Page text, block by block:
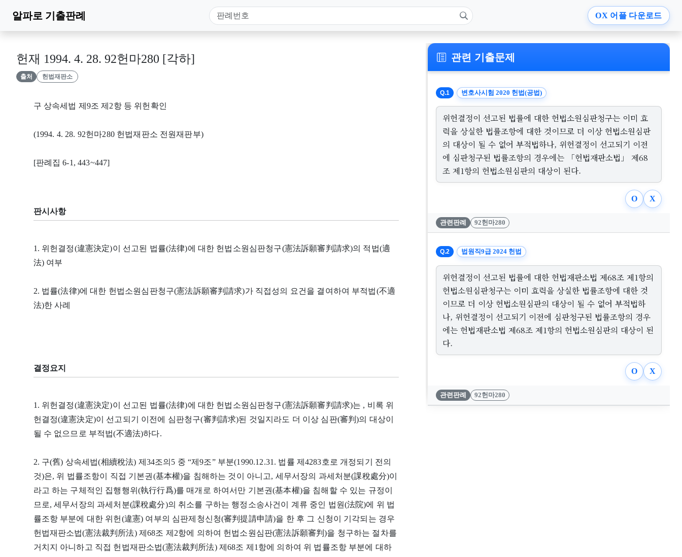
알파로 기출판례 OX 어플 다운로드
헌재 1994. 4. 28. 92헌마280 [각하]
출처 헌법재판소
구 상속세법 제9조 제2항 등 위헌확인
(1994. 4. 28. 92헌마280 헌법재판소 전원재판부)
[판례집 6-1, 443~447]
판시사항
1. 위헌결정(違憲決定)이 선고된 법률(法律)에 대한 헌법소원심판청구(憲法訴願審判請求)의 적법(適
法) 여부
2. 법률(法律)에 대한 헌법소원심판청구(憲法訴願審判請求)가 직접성의 요건을 결여하여 부적법(不適
法)한 사례
결정요지
1. 위헌결정(違憲決定)이 선고된 법률(法律)에 대한 헌법소원심판청구(憲法訴願審判請求)는 , 비록 위
헌결정(違憲決定)이 선고되기 이전에 심판청구(審判請求)된 것일지라도 더 이상 심판(審判)의 대상이
될 수 없으므로 부적법(不適法)하다.
2. 구(舊) 상속세법(相續稅法) 제34조의5 중 “제9조” 부분(1990.12.31. 법률 제4283호로 개정되기 전의
것)은, 위 법률조항이 직접 기본권(基本權)을 침해하는 것이 아니고, 세무서장의 과세처분(課稅處分)이
라고 하는 구체적인 집행행위(執行行爲)를 매개로 하여서만 기본권(基本權)을 침해할 수 있는 규정이
므로, 세무서장의 과세처분(課稅處分)의 취소를 구하는 행정소송사건이 계류 중인 법원(法院)에 위 법
률조항 부분에 대한 위헌(違憲) 여부의 심판제청신청(審判提請申請)을 한 후 그 신청이 기각되는 경우
헌법재판소법(憲法裁判所法) 제68조 제2항에 의하여 헌법소원심판(憲法訴願審判)을 청구하는 절차를
거치지 아니하고 직접 헌법재판소법(憲法裁判所法) 제68조 제1항에 의하여 위 법률조항 부분에 대하
관련 기출문제
Q.1 변호사시험 2020 헌법(공법)
위헌결정이 선고된 법률에 대한 헌법소원심판청구는 이미 효
력을 상실한 법률조항에 대한 것이므로 더 이상 헌법소원심판
의 대상이 될 수 없어 부적법하나, 위헌결정이 선고되기 이전
에 심판청구된 법률조항의 경우에는 「헌법재판소법」 제68
조 제1항의 헌법소원심판의 대상이 된다.
O X
관련판례 92헌마280
Q.2 법원직9급 2024 헌법
위헌결정이 선고된 법률에 대한 헌법재판소법 제68조 제1항의
헌법소원심판청구는 이미 효력을 상실한 법률조항에 대한 것
이므로 더 이상 헌법소원심판의 대상이 될 수 없어 부적법하
나, 위헌결정이 선고되기 이전에 심판청구된 법률조항의 경우
에는 헌법재판소법 제68조 제1항의 헌법소원심판의 대상이 된
다.
O X
관련판례 92헌마280